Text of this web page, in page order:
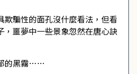
欺騙性的面孔沒什麼看法，但看
，噩夢中一些景象忽然在唐心訣
的黑霧……